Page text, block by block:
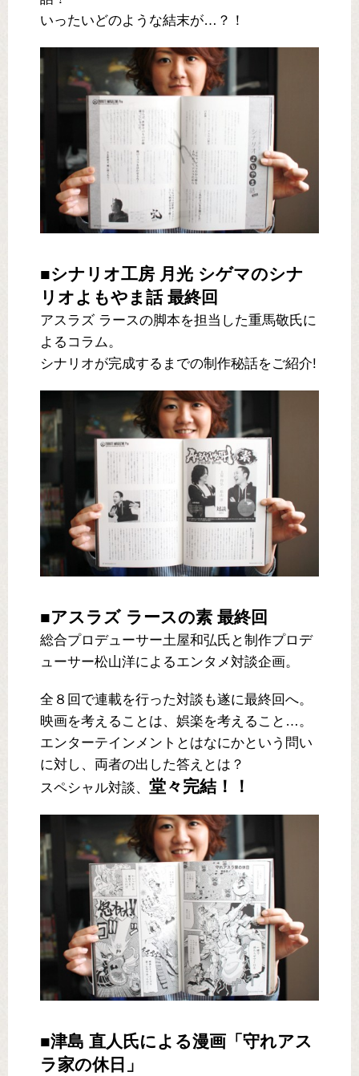
いったいどのような結末が…？！
■シナリオ工房 月光 シゲマのシナ
リオよもやま話 最終回
アスラズ ラースの脚本を担当した重馬敬氏に
よるコラム。
シナリオが完成するまでの制作秘話をご紹介!
■アスラズ ラースの素 最終回
総合プロデューサー土屋和弘氏と制作プロデ
ューサー松山洋によるエンタメ対談企画。
全８回で連載を行った対談も遂に最終回へ。
映画を考えることは、娯楽を考えること…。
エンターテインメントとはなにかという問い
に対し、両者の出した答えとは？
スペシャル対談、 堂々完結！！
■津島 直人氏による漫画「守れアス
ラ家の休日」